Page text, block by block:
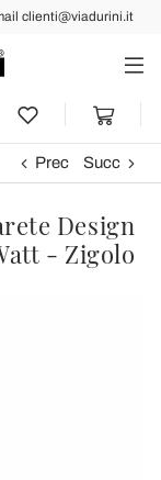
clienti@viadurini.it
Prec Succ
Design
- Zigolo